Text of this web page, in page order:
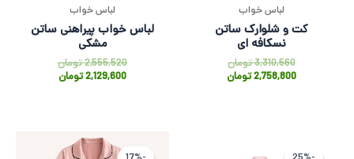
لباس خواب
کت و شلوارک ساتن
نسکافه ای
3,310,560تومان
2,758,800تومان
لباس خواب
لباس خواب پیراهنی ساتن
مشکی
2,555,520تومان
2,129,600تومان
اصلی
فعلی